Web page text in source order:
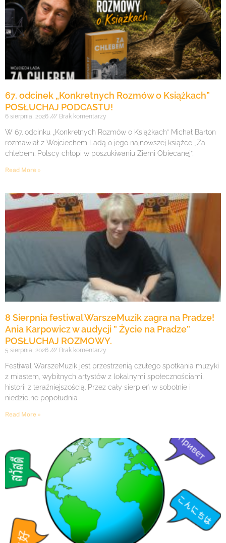
67. odcinek „Konkretnych Rozmów o Książkach”
POSŁUCHAJ PODCASTU!
6 sierpnia, 2026 Brak komentarzy
W 67. odcinku „Konkretnych Rozmów o Książkach” Michał Barton
rozmawiał z Wojciechem Ladą o jego najnowszej książce „Za
chlebem. Polscy chłopi w poszukiwaniu Ziemi Obiecanej”,
Read More »
8 Sierpnia festiwal WarszeMuzik zagra na Pradze!
Ania Karpowicz w audycji ” Życie na Pradze”
POSŁUCHAJ ROZMOWY.
5 sierpnia, 2026 Brak komentarzy
Festiwal WarszeMuzik jest przestrzenią czułego spotkania muzyki
z miastem, wybitnych artystów z lokalnymi społecznościami,
historii z teraźniejszością. Przez cały sierpień w sobotnie i
niedzielne popołudnia
Read More »